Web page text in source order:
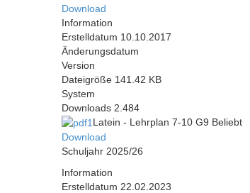
Download
Information
Erstelldatum 10.10.2017
Änderungsdatum
Version
Dateigröße 141.42 KB
System
Downloads 2.484
Latein - Lehrplan 7-10 G9 Beliebt
Download
Schuljahr 2025/26
Information
Erstelldatum 22.02.2023